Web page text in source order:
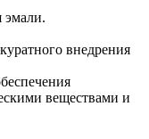
эмали.
внедрения
веществами и